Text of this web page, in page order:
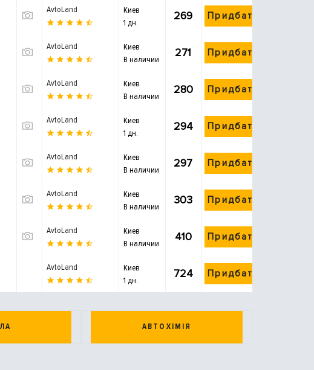
AvtoLand
Киев
1 дн.
269 Придбати
AvtoLand
Киев
В наличии
271 Придбати
AvtoLand
Киев
В наличии
280 Придбати
AvtoLand
Киев
1 дн.
294 Придбати
AvtoLand
Киев
В наличии
297 Придбати
AvtoLand
Киев
В наличии
303 Придбати
AvtoLand
Киев
В наличии
410 Придбати
AvtoLand
Киев
1 дн.
724 Придбати
АВТОХІМІЯ